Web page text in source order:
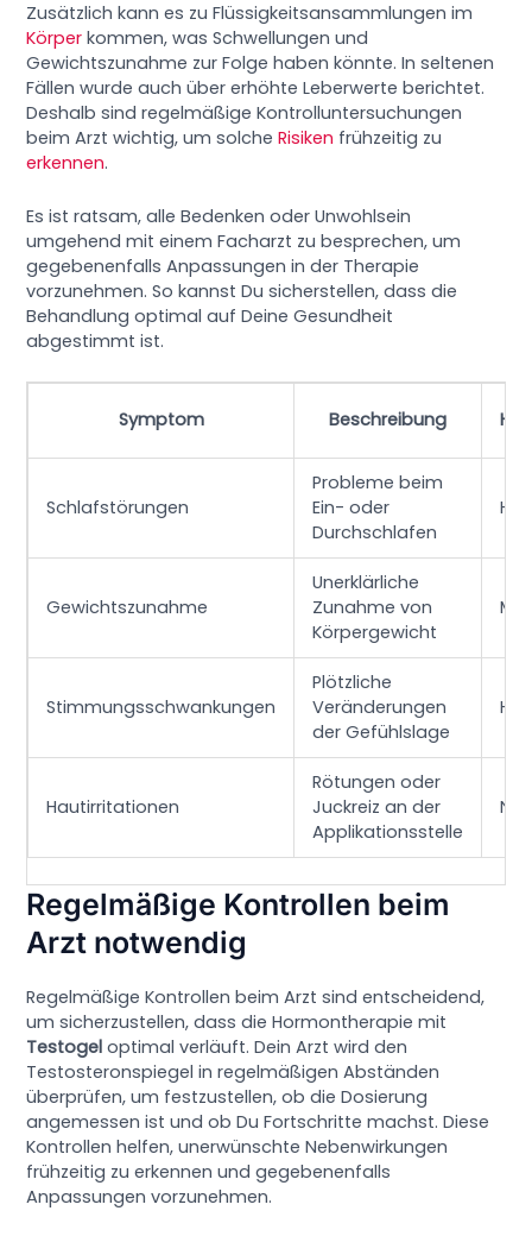
Zusätzlich kann es zu Flüssigkeitsansammlungen im
Körper kommen, was Schwellungen und
Gewichtszunahme zur Folge haben könnte. In seltenen
Fällen wurde auch über erhöhte Leberwerte berichtet.
Deshalb sind regelmäßige Kontrolluntersuchungen
beim Arzt wichtig, um solcheRisiken frühzeitig zu
erkennen.
Es ist ratsam, alle Bedenken oder Unwohlsein
umgehend mit einem Facharzt zu besprechen, um
gegebenenfalls Anpassungen in der Therapie
vorzunehmen. So kannst Du sicherstellen, dass die
Behandlung optimal auf Deine Gesundheit
abgestimmt ist.
Symptom Beschreibung
Schlafstörungen
Probleme beim
Ein- oder
Durchschlafen
Gewichtszunahme
Unerklärliche
Zunahme von
Körpergewicht
Stimmungsschwankungen
Plötzliche
Veränderungen
der Gefühlslage
Hautirritationen
Rötungen oder
Juckreiz an der
Applikationsstelle
Regelmäßige Kontrollen beim
Arzt notwendig
Regelmäßige Kontrollen beim Arzt sind entscheidend,
um sicherzustellen, dass die Hormontherapie mit
Testogel optimal verläuft. Dein Arzt wird den
Testosteronspiegel in regelmäßigen Abständen
überprüfen, um festzustellen, ob die Dosierung
angemessen ist und ob Du Fortschritte machst. Diese
Kontrollen helfen, unerwünschte Nebenwirkungen
frühzeitig zu erkennen und gegebenenfalls
Anpassungen vorzunehmen.